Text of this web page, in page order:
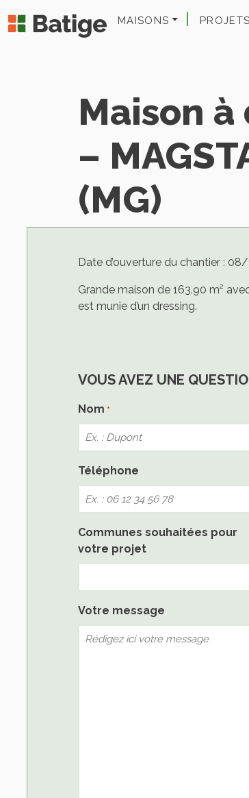
MAISONS PROJETS
Maison
–
(MG)
Date d’ouverture du chantier :
Grande maison de 163.90 m²
est munie d’un dressing.
VOUS AVEZ UNE
Nom *
Téléphone
Communes souhaitées pour
votre projet
Votre message